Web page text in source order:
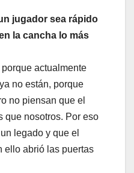
jugador sea rápido
la cancha lo más
actualmente
no están, porque
no piensan que el
que nosotros. Por eso
legado y que el
ello abrió las puertas